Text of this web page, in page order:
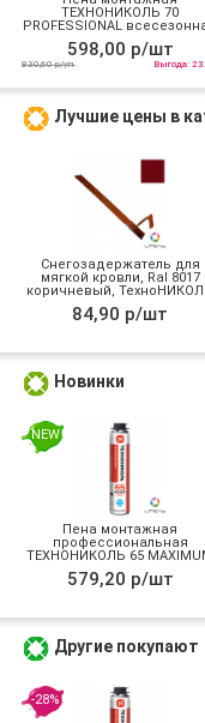
ТЕХНОНИКОЛЬ 70
PROFESSIONAL
598,00 р/шт
830,60 р/уп Выгода:
Лучшие цены в
Снегозадержатель для
мягкой кровли, Ral 8017
коричневый,
84,90 р/шт
Новинки
NEW
Пена монтажная
профессиональная
ТЕХНОНИКОЛЬ 65
зимняя
579,20 р/шт
Другие покупают
-28%